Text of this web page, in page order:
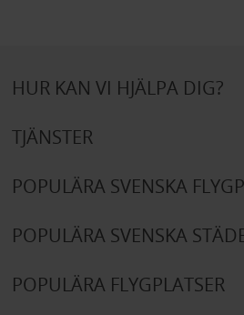
HUR KAN VI HJÄLPA DIG?
TJÄNSTER
POPULÄRA SVENSKA
POPULÄRA SVENSKA
POPULÄRA FLYGPLATSER